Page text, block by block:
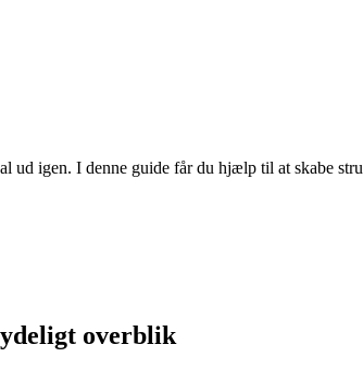
igen. I denne guide får du hjælp til at skabe
overblik